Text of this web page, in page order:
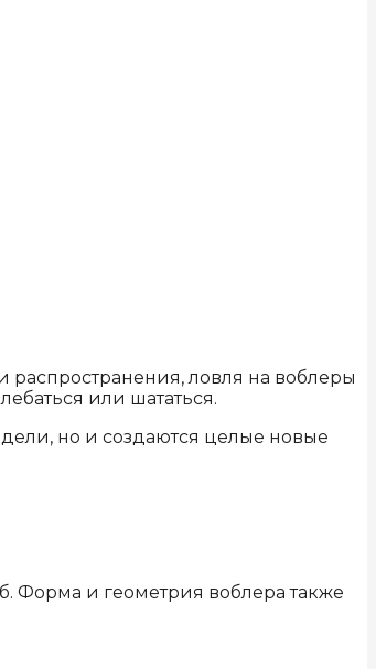
распространения, ловля на воблеры
или шататься.
но и создаются целые новые
Форма и геометрия воблера также